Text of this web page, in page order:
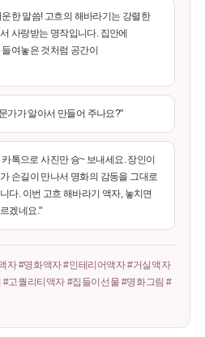
운한 말씀! 고흐의 해바라기는 강렬한
사랑받는 명작입니다. 집안에
여놓은 것처럼 공간이
가가 알아서 만들어 주나요?"
톡으로 사진만 슝~ 보내세요. 장인이
손길이 만나서 명화의 감동을 그대로
다. 이번 고흐 해바라기 액자, 놓치면
겠네요."
자 #명화액자 #인테리어액자 #거실액자
고퀄리티액자 #집들이선물 #명화그림 #